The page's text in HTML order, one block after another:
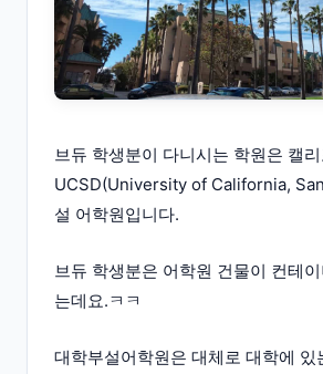
브듀 학생분이 다니시는 학원은 캘
UCSD(University of California,
설 어학원입니다.
브듀 학생분은 어학원 건물이 컨테
는데요.ㅋㅋ
대학부설어학원은 대체로 대학에 있